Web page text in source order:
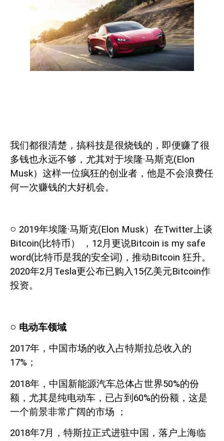
我们都很清楚，搞科技是很烧钱的，即便赚了很
多钱也永远不够，尤其对于埃隆·马斯克(Elon
Musk）这样一位疯狂的创业者，他是不会浪费任
何一次赚钱的大好机会。
○ 2019年埃隆·马斯克(Elon Musk）在Twitter上谈
Bitcoin(比特币） ， 12月更说Bitcoin is my safe
word(比特币是我的安全词) ，推动Bitcoin 狂升。
2020年2月 Tesla更公布已购入15亿美元Bitcoin作
投资。
○ 电动车领域
2017年，中国市场的收入占特斯拉总收入的
17% ；
2018年，中国新能源汽车总体占世界50%的份
额，尤其是纯电动车，已占到 60%的份额，这是
一个前景非常广阔的市场
；
2018年7月，特斯拉正式进驻中国，落户上海临